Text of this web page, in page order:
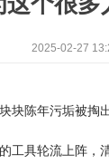
2025-02-27
陈年污垢被掏
工具轮流上阵，